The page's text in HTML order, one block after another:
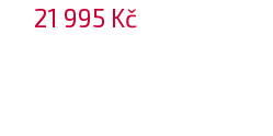
21 995 Kč